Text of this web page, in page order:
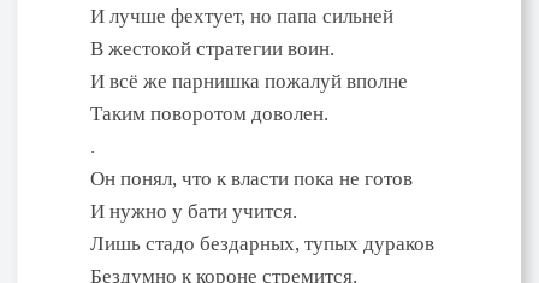
И лучше фехтует, но папа сильней
В жестокой стратегии воин.
И всё же парнишка пожалуй вполне
Таким поворотом доволен.
.
Он понял, что к власти пока не готов
И нужно у бати учится.
Лишь стадо бездарных, тупых дураков
Бездумно к короне стремится.